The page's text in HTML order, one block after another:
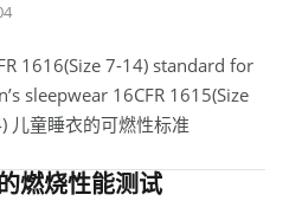
1616(Size 7-14) standard for
sleepwear 16CFR 1615(Size
儿童睡衣的可燃性标准
燃烧性能测试